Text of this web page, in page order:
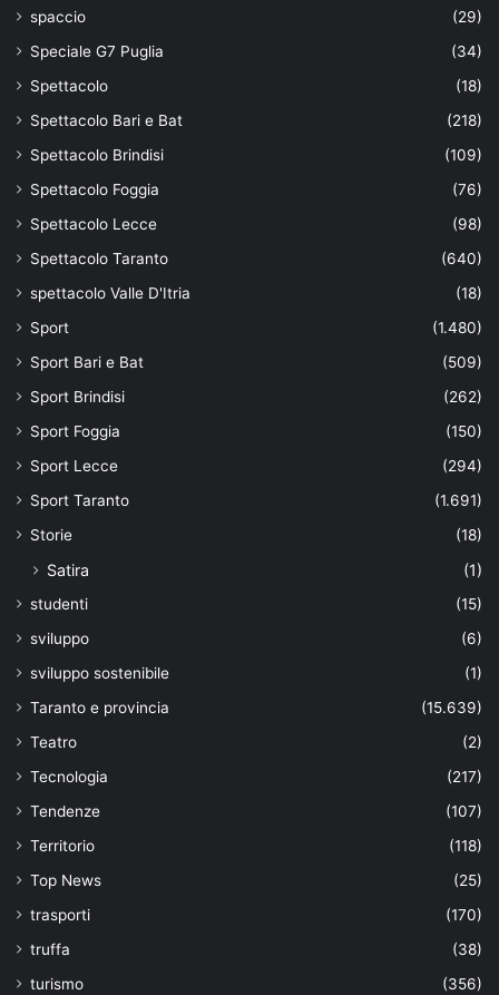
spaccio
(29)
Speciale G7 Puglia
(34)
Spettacolo
(18)
Spettacolo Bari e Bat
(218)
Spettacolo Brindisi
(109)
Spettacolo Foggia
(76)
Spettacolo Lecce
(98)
Spettacolo Taranto
(640)
spettacolo Valle D'Itria
(18)
Sport
(1.480)
Sport Bari e Bat
(509)
Sport Brindisi
(262)
Sport Foggia
(150)
Sport Lecce
(294)
Sport Taranto
(1.691)
Storie
(18)
Satira (1)
studenti
(15)
sviluppo
(6)
sviluppo sostenibile
(1)
Taranto e provincia
(15.639)
Teatro
(2)
Tecnologia
(217)
Tendenze
(107)
Territorio
(118)
Top News
(25)
trasporti
(170)
truffa
(38)
turismo
(356)